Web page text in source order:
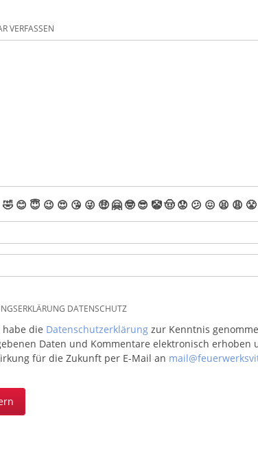
VERFASSEN
🤣 😊 😇 😉 😍 😘 😜 🤑 🤗 🤓 😎 🤡🤠 😟 😕 😖 😫 😩 😤
DATENSCHUTZ
habe die Datenschutzerklärungzur Kenntnis
Daten und Kommentare elektronisch
für die Zukunft per E-Mail an